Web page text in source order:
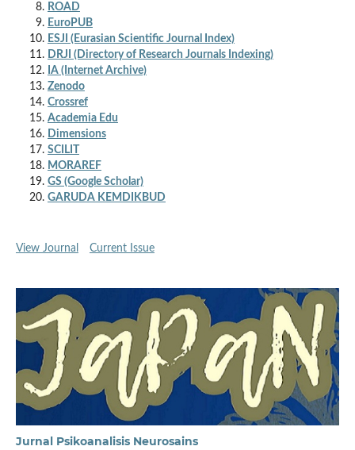
ROAD
EuroPUB
ESJI (Eurasian Scientific Journal Index)
DRJI (Directory of Research Journals Indexing)
IA (Internet Archive)
Zenodo
Crossref
Academia Edu
Dimensions
SCILIT
MORAREF
GS (Google Scholar)
GARUDA KEMDIKBUD
View Journal Current Issue
Jurnal Psikoanalisis Neurosains